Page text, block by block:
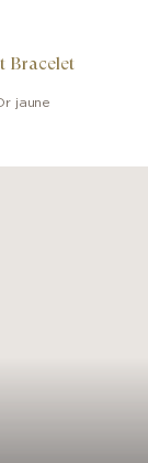
Bracelet
jaune